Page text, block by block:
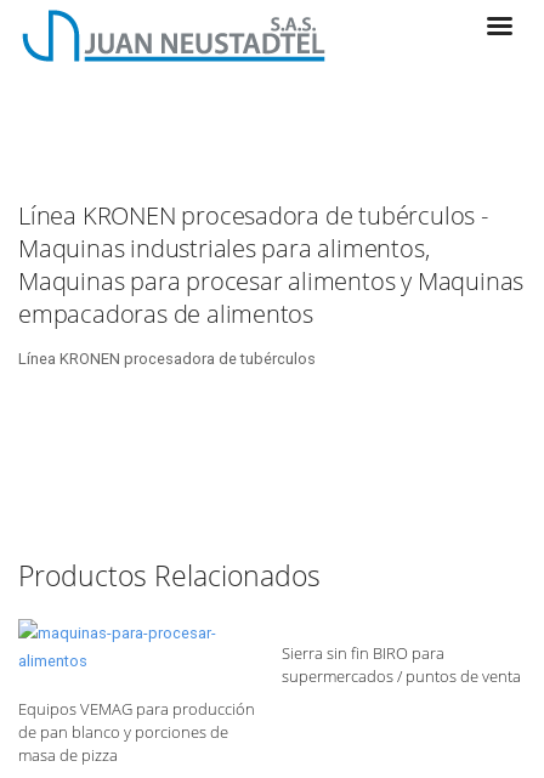
Línea KRONEN procesadora de tubérculos -
Maquinas industriales para alimentos,
Maquinas para procesar alimentos y Maquinas
empacadoras de alimentos
Línea KRONEN procesadora de tubérculos
Productos Relacionados
Equipos VEMAG para producción
de pan blanco y porciones de
masa de pizza
Sierra sin fin BIRO para
supermercados / puntos de venta